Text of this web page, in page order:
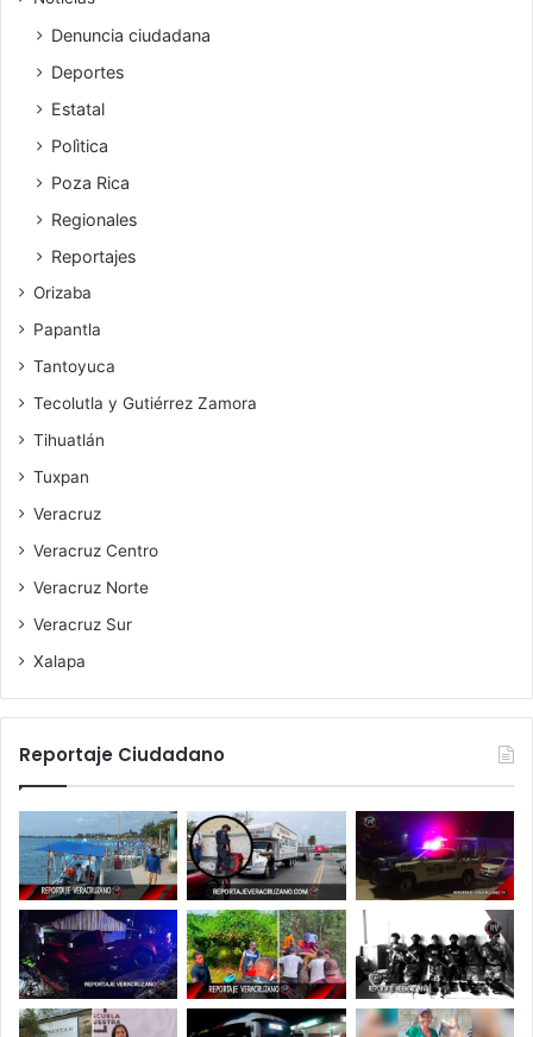
Denuncia ciudadana
Deportes
Estatal
Polìtica
Poza Rica
Regionales
Reportajes
Orizaba
Papantla
Tantoyuca
Tecolutla y Gutiérrez Zamora
Tihuatlán
Tuxpan
Veracruz
Veracruz Centro
Veracruz Norte
Veracruz Sur
Xalapa
Reportaje Ciudadano